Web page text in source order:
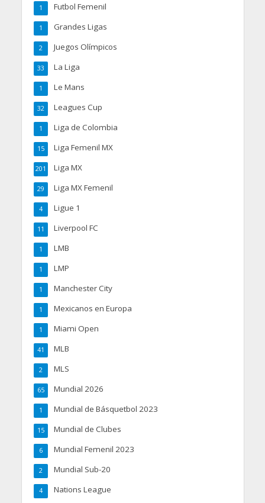
Futbol Femenil
1
Grandes Ligas
1
Juegos Olímpicos
2
La Liga
33
Le Mans
1
Leagues Cup
32
Liga de Colombia
1
Liga Femenil MX
15
Liga MX
201
Liga MX Femenil
29
Ligue 1
4
Liverpool FC
11
LMB
1
LMP
1
Manchester City
1
Mexicanos en Europa
1
Miami Open
1
MLB
41
MLS
2
Mundial 2026
65
Mundial de Básquetbol 2023
1
Mundial de Clubes
15
Mundial Femenil 2023
6
Mundial Sub-20
2
Nations League
4